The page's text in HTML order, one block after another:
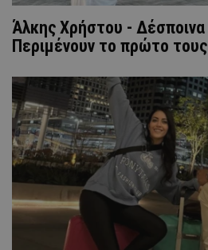
Άλκης Χρήστου - Δέσποινα
Περιμένουν το πρώτο τους